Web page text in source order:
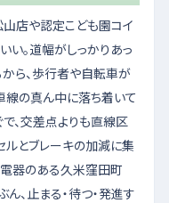
山店や認定こども園コイ
い。道幅がしっかりあっ
ら、歩行者や自転車が
線の真ん中に落ち着いて
、交差点よりも直線区
ルとブレーキの加減に集
電器のある久米窪田町
、止まる・待つ・発進す